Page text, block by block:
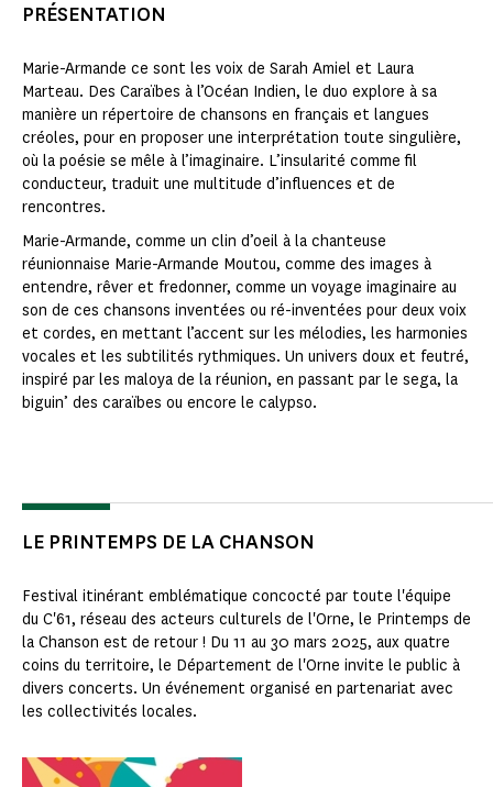
PRÉSENTATION
Marie-Armande ce sont les voix de Sarah Amiel et Laura
Marteau. Des Caraïbes à l’Océan Indien, le duo explore à sa
manière un répertoire de chansons en français et langues
créoles, pour en proposer une interprétation toute singulière,
où la poésie se mêle à l’imaginaire. L’insularité comme fil
conducteur, traduit une multitude d’influences et de
rencontres.
Marie-Armande, comme un clin d’oeil à la chanteuse
réunionnaise Marie-Armande Moutou, comme des images à
entendre, rêver et fredonner, comme un voyage imaginaire au
son de ces chansons inventées ou ré-inventées pour deux voix
et cordes, en mettant l’accent sur les mélodies, les harmonies
vocales et les subtilités rythmiques. Un univers doux et feutré,
inspiré par les maloya de la réunion, en passant par le sega, la
biguin’ des caraïbes ou encore le calypso.
LE PRINTEMPS DE LA CHANSON
Festival itinérant emblématique concocté par toute l'équipe
du C'61, réseau des acteurs culturels de l'Orne, le Printemps de
la Chanson est de retour ! Du 11 au 30 mars 2025, aux quatre
coins du territoire, le Département de l'Orne invite le public à
divers concerts. Un événement organisé en partenariat avec
les collectivités locales.